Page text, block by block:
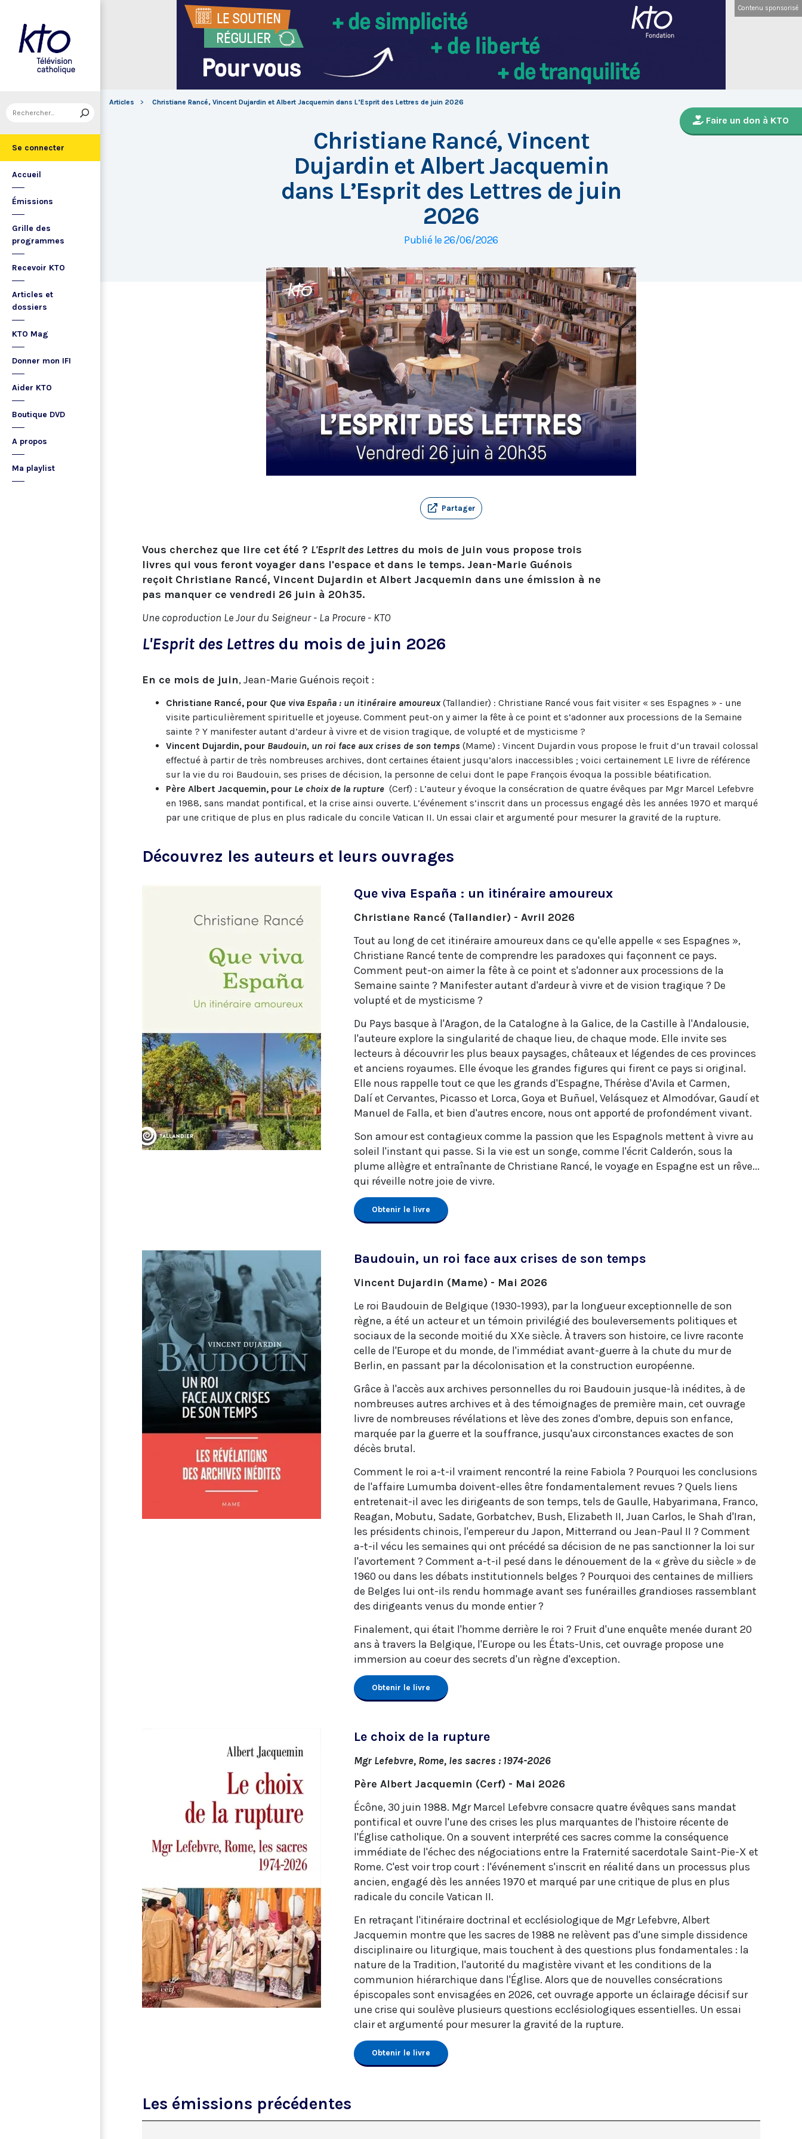
Se connecter
Accueil
Émissions
Grille des
programmes
Recevoir KTO
Articles et
dossiers
KTO Mag
Donner mon IFI
Aider KTO
Boutique DVD
A propos
Ma playlist
Contenu sponsorisé
Articles Christiane Rancé, Vincent Dujardin et Albert Jacquemin dans L’Esprit des Lettres de juin 2026
Faire un don à KTO
Christiane Rancé, Vincent
Dujardin et Albert Jacquemin
dans L’Esprit des Lettres de juin
2026
Publié le 26/06/2026
Partager
Vous cherchez que lire cet été ? L'Esprit des Lettres du mois de juin vous propose trois
livres qui vous feront voyager dans l'espace et dans le temps. Jean-Marie Guénois
reçoit Christiane Rancé, Vincent Dujardin et Albert Jacquemin dans une émission à ne
pas manquer ce vendredi 26 juin à 20h35.
Une coproduction Le Jour du Seigneur - La Procure - KTO
L'Esprit des Lettres du mois de juin 2026
En ce mois de juin, Jean-Marie Guénois reçoit :
Christiane Rancé, pour Que viva España : un itinéraire amoureux(Tallandier) : Christiane Rancé vous fait visiter « ses Espagnes » - une
visite particulièrement spirituelle et joyeuse. Comment peut-on y aimer la fête à ce point et s’adonner aux processions de la Semaine
sainte ? Y manifester autant d’ardeur à vivre et de vision tragique, de volupté et de mysticisme ?
Vincent Dujardin, pour Baudouin, un roi face aux crises de son temps (Mame) : Vincent Dujardin vous propose le fruit d’un travail colossal
effectué à partir de très nombreuses archives, dont certaines étaient jusqu’alors inaccessibles ; voici certainement LE livre de référence
sur la vie du roi Baudouin, ses prises de décision, la personne de celui dont le pape François évoqua la possible béatification.
Père Albert Jacquemin, pour Le choix de la rupture (Cerf) : L’auteur y évoque la consécration de quatre évêques par Mgr Marcel Lefebvre
en 1988, sans mandat pontifical, et la crise ainsi ouverte. L’événement s’inscrit dans un processus engagé dès les années 1970 et marqué
par une critique de plus en plus radicale du concile Vatican II. Un essai clair et argumenté pour mesurer la gravité de la rupture.
Découvrez les auteurs et leurs ouvrages
Que viva España : un itinéraire amoureux
Christiane Rancé (Tallandier) - Avril 2026
Tout au long de cet itinéraire amoureux dans ce qu'elle appelle « ses Espagnes »,
Christiane Rancé tente de comprendre les paradoxes qui façonnent ce pays.
Comment peut-on aimer la fête à ce point et s'adonner aux processions de la
Semaine sainte ? Manifester autant d'ardeur à vivre et de vision tragique ? De
volupté et de mysticisme ?
Du Pays basque à l'Aragon, de la Catalogne à la Galice, de la Castille à l'Andalousie,
l'auteure explore la singularité de chaque lieu, de chaque mode. Elle invite ses
lecteurs à découvrir les plus beaux paysages, châteaux et légendes de ces provinces
et anciens royaumes. Elle évoque les grandes figures qui firent ce pays si original.
Elle nous rappelle tout ce que les grands d'Espagne, Thérèse d'Avila et Carmen,
Dalí et Cervantes, Picasso et Lorca, Goya et Buñuel, Velásquez et Almodóvar, Gaudí et
Manuel de Falla, et bien d'autres encore, nous ont apporté de profondément vivant.
Son amour est contagieux comme la passion que les Espagnols mettent à vivre au
soleil l'instant qui passe. Si la vie est un songe, comme l'écrit Calderón, sous la
plume allègre et entraînante de Christiane Rancé, le voyage en Espagne est un rêve...
qui réveille notre joie de vivre.
Obtenir le livre
Baudouin, un roi face aux crises de son temps
Vincent Dujardin (Mame) - Mai 2026
Le roi Baudouin de Belgique (1930-1993), par la longueur exceptionnelle de son
règne, a été un acteur et un témoin privilégié des bouleversements politiques et
sociaux de la seconde moitié du XXe siècle. À travers son histoire, ce livre raconte
celle de l'Europe et du monde, de l'immédiat avant-guerre à la chute du mur de
Berlin, en passant par la décolonisation et la construction européenne.
Grâce à l'accès aux archives personnelles du roi Baudouin jusque-là inédites, à de
nombreuses autres archives et à des témoignages de première main, cet ouvrage
livre de nombreuses révélations et lève des zones d'ombre, depuis son enfance,
marquée par la guerre et la souffrance, jusqu'aux circonstances exactes de son
décès brutal.
Comment le roi a-t-il vraiment rencontré la reine Fabiola ? Pourquoi les conclusions
de l'affaire Lumumba doivent-elles être fondamentalement revues ? Quels liens
entretenait-il avec les dirigeants de son temps, tels de Gaulle, Habyarimana, Franco,
Reagan, Mobutu, Sadate, Gorbatchev, Bush, Elizabeth II, Juan Carlos, le Shah d'Iran,
les présidents chinois, l'empereur du Japon, Mitterrand ou Jean-Paul II ? Comment
a-t-il vécu les semaines qui ont précédé sa décision de ne pas sanctionner la loi sur
l'avortement ? Comment a-t-il pesé dans le dénouement de la « grève du siècle » de
1960 ou dans les débats institutionnels belges ? Pourquoi des centaines de milliers
de Belges lui ont-ils rendu hommage avant ses funérailles grandioses rassemblant
des dirigeants venus du monde entier ?
Finalement, qui était l'homme derrière le roi ? Fruit d'une enquête menée durant 20
ans à travers la Belgique, l'Europe ou les États-Unis, cet ouvrage propose une
immersion au coeur des secrets d'un règne d'exception.
Obtenir le livre
Le choix de la rupture
Mgr Lefebvre, Rome, les sacres : 1974-2026
Père Albert Jacquemin (Cerf) - Mai 2026
Écône, 30 juin 1988. Mgr Marcel Lefebvre consacre quatre évêques sans mandat
pontifical et ouvre l'une des crises les plus marquantes de l'histoire récente de
l'Église catholique. On a souvent interprété ces sacres comme la conséquence
immédiate de l'échec des négociations entre la Fraternité sacerdotale Saint-Pie-X et
Rome. C'est voir trop court : l'événement s'inscrit en réalité dans un processus plus
ancien, engagé dès les années 1970 et marqué par une critique de plus en plus
radicale du concile Vatican II.
En retraçant l'itinéraire doctrinal et ecclésiologique de Mgr Lefebvre, Albert
Jacquemin montre que les sacres de 1988 ne relèvent pas d'une simple dissidence
disciplinaire ou liturgique, mais touchent à des questions plus fondamentales : la
nature de la Tradition, l'autorité du magistère vivant et les conditions de la
communion hiérarchique dans l'Église. Alors que de nouvelles consécrations
épiscopales sont envisagées en 2026, cet ouvrage apporte un éclairage décisif sur
une crise qui soulève plusieurs questions ecclésiologiques essentielles. Un essai
clair et argumenté pour mesurer la gravité de la rupture.
Obtenir le livre
Les émissions précédentes